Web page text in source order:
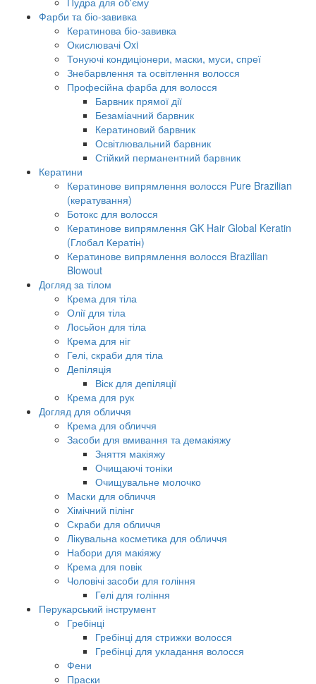
Фарби та біо-завивка
Кератинова біо-завивка
Окислювачі Oxi
Тонуючі кондиціонери, маски, муси, спреї
Знебарвлення та освітлення волосся
Професійна фарба для волосся
Барвник прямої дії
Безаміачний барвник
Кератиновий барвник
Освітлювальний барвник
Стійкий перманентний барвник
Кератини
Кератинове випрямлення волосся Pure Brazilian
(кератування)
Ботокс для волосся
Кератинове випрямлення GK Hair Global Keratin
(Глобал Кератін)
Кератинове випрямлення волосся Brazilian
Blowout
Догляд за тілом
Крема для тіла
Олії для тіла
Лосьйон для тіла
Крема для ніг
Гелі, скраби для тіла
Депіляція
Віск для депіляції
Крема для рук
Догляд для обличчя
Крема для обличчя
Засоби для вмивання та демакіяжу
Зняття макіяжу
Очищаючі тоніки
Очищувальне молочко
Маски для обличчя
Хімічний пілінг
Скраби для обличчя
Лікувальна косметика для обличчя
Набори для макіяжу
Крема для повік
Чоловічі засоби для гоління
Гелі для гоління
Перукарський інструмент
Гребінці
Гребінці для стрижки волосся
Гребінці для укладання волосся
Фени
Праски